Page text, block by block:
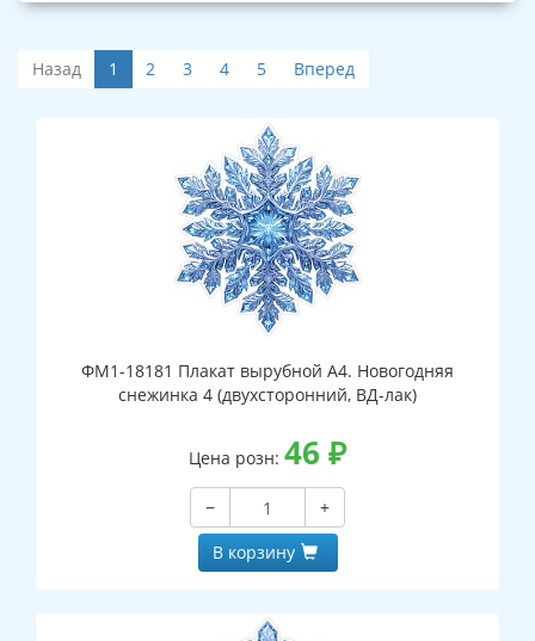
Назад 1 2 3 4 5 Вперед
ФМ1-18181 Плакат вырубной А4. Новогодняя
снежинка 4 (двухсторонний, ВД-лак)
Цена розн: 46 ₽
−
+
В корзину